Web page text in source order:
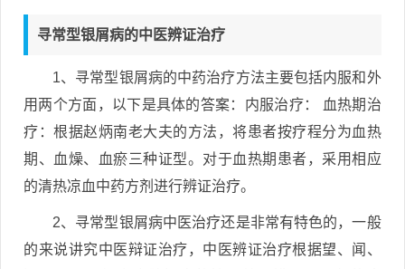
寻常型银屑病的中医辨证治疗
1、寻常型银屑病的中药治疗方法主要包括内服和外
用两个方面，以下是具体的答案：内服治疗： 血热期治
疗：根据赵炳南老大夫的方法，将患者按疗程分为血热
期、血燥、血瘀三种证型。对于血热期患者，采用相应
的清热凉血中药方剂进行辨证治疗。
2、寻常型银屑病中医治疗还是非常有特色的，一般
的来说讲究中医辩证治疗，中医辨证治疗根据望、闻、